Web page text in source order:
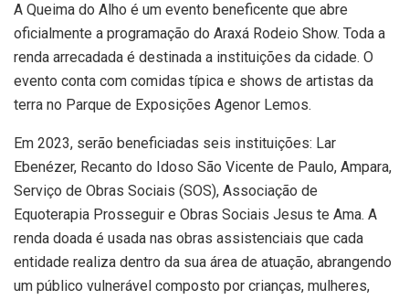
A Queima do Alho é um evento beneficente que abre
oficialmente a programação do Araxá Rodeio Show. Toda a
renda arrecadada é destinada a instituições da cidade. O
evento conta com comidas típica e shows de artistas da
terra no Parque de Exposições Agenor Lemos.
Em 2023, serão beneficiadas seis instituições: Lar
Ebenézer, Recanto do Idoso São Vicente de Paulo, Ampara,
Serviço de Obras Sociais (SOS), Associação de
Equoterapia Prosseguir e Obras Sociais Jesus te Ama. A
renda doada é usada nas obras assistenciais que cada
entidade realiza dentro da sua área de atuação, abrangendo
um público vulnerável composto por crianças, mulheres,